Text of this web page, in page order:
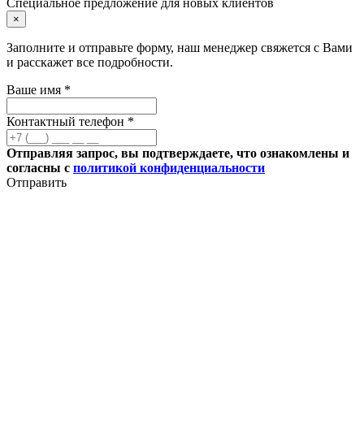
Специальное предложение для новых клиентов
×
Заполните и отправьте форму, наш менеджер свяжется с Вами
и расскажет все подробности.
Ваше имя *
Контактный телефон *
Отправляя запрос, вы подтверждаете, что ознакомлены и
согласны с политикой конфиденциальности
Отправить